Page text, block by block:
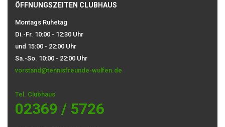
ÖFFNUNGSZEITEN CLUBHAUS
Montags Ruhetag
Di.-Fr. 10:00 - 12:30 Uhr
und 15:00 - 22:00 Uhr
Sa.-So. 10:00 - 22:00 Uhr
vorstand@tennisfreunde-wulfen.de
Tel. Clubhaus
02369 / 5726